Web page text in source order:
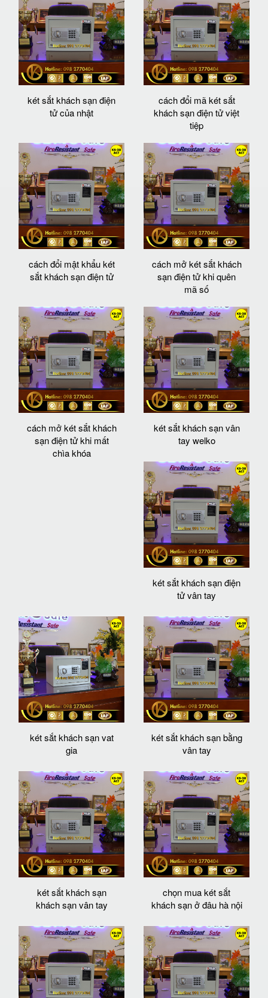
két sắt khách sạn điện
tử của nhật
cách đổi mã két sắt
khách sạn điện tử việt
tiệp
cách đổi mật khẩu két
sắt khách sạn điện tử
cách mở két sắt khách
sạn điện tử khi quên
mã số
cách mở két sắt khách
sạn điện tử khi mất
chìa khóa
két sắt khách sạn vân
tay welko
két sắt khách sạn điện
tử vân tay
két sắt khách sạn vat
gia
két sắt khách sạn bằng
vân tay
két sắt khách sạn
khách sạn vân tay
chọn mua két sắt
khách sạn ở đâu hà nội